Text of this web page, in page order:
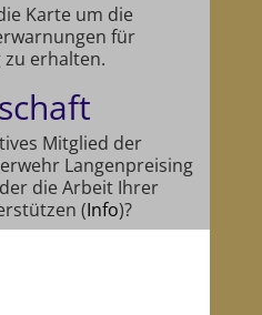
Karte um die
für
zu erhalten.
Mitglied der
Langenpreising
die Arbeit Ihrer
(Info)?